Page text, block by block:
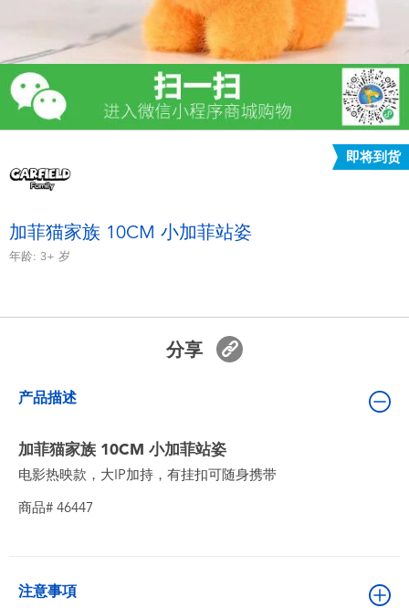
游戏及拼图系列
益智学习玩具
户外及运动产品
派对用品
模仿，化妆及造型系列
夏日
新登场
玩具清货
即将到货
加菲猫家族 10CM 小加菲站姿
年龄: 3+ 岁
分享
产品描述
加菲猫家族 10CM 小加菲站姿
电影热映款，大IP加持，有挂扣可随身携带
商品# 46447
注意事項